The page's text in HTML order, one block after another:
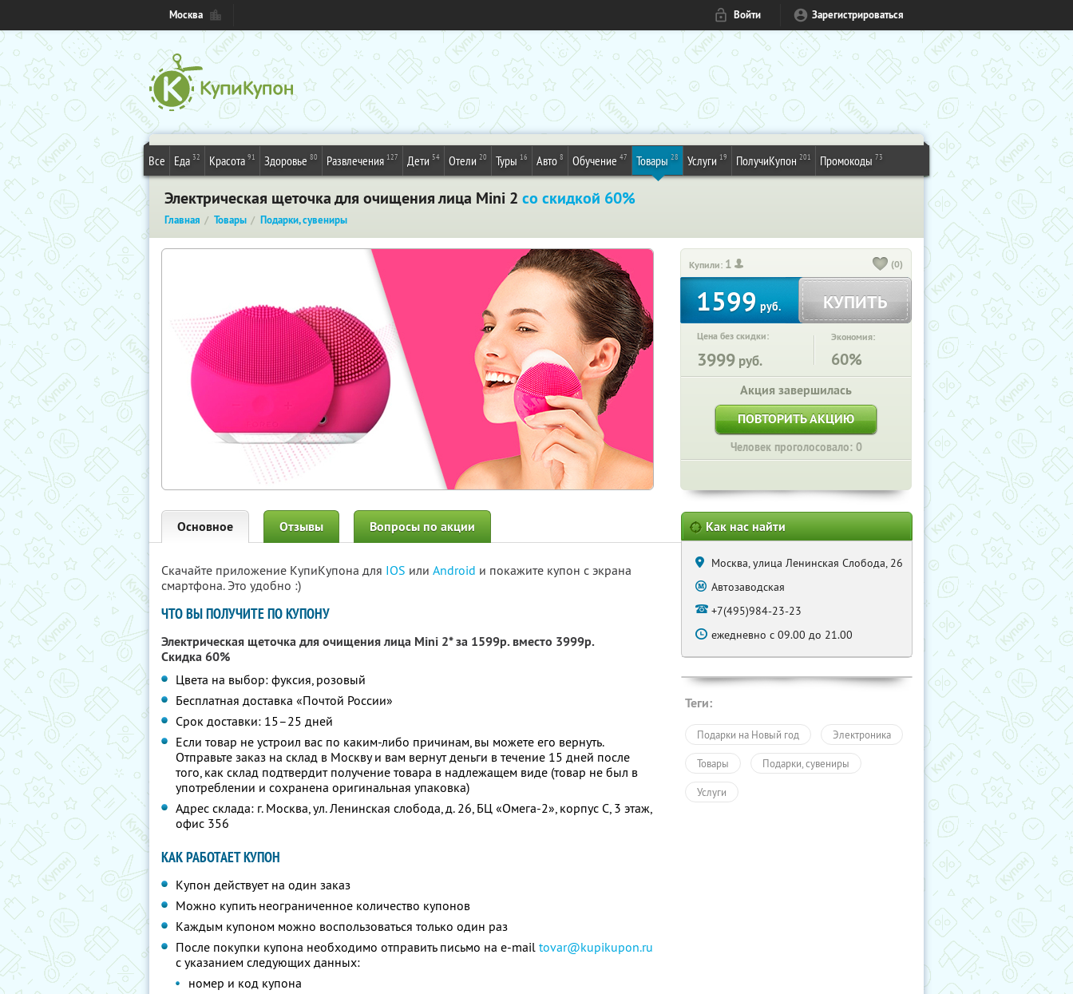
Москва Войти Зарегистрироваться
Все Еда 32 Красота 91 Здоровье 80 Развлечения 127 Дети 54 Отели 20 Туры 16 Авто 8 Обучение 47 Товары 28 Услуги 19 ПолучиКупон 201 Промокоды 73
Электрическая щеточка для очищения лица Mini 2 со скидкой 60%
Главная Товары Подарки, сувениры
Купили: 1 (0)
1599руб. КУПИТЬ
Цена без скидки:
3999 руб.
Экономия:
60%
Акция завершилась
ПОВТОРИТЬ АКЦИЮ
Человек проголосовало: 0
Основное Отзывы Вопросы по акции
Скачайте приложение КупиКупона для IOS или Android и покажите купон с экрана
смартфона. Это удобно :)
ЧТО ВЫ ПОЛУЧИТЕ ПО КУПОНУ
Электрическая щеточка для очищения лица Mini 2* за 1599р. вместо 3999р.
Скидка 60%
Цвета на выбор: фуксия, розовый
Бесплатная доставка «Почтой России»
Срок доставки: 15–25 дней
Если товар не устроил вас по каким-либо причинам, вы можете его вернуть.
Отправьте заказ на склад в Москву и вам вернут деньги в течение 15 дней после
того, как склад подтвердит получение товара в надлежащем виде (товар не был в
употреблении и сохранена оригинальная упаковка)
Адрес склада: г. Москва, ул. Ленинская слобода, д. 26, БЦ «Омега-2», корпус С, 3 этаж,
офис 356
КАК РАБОТАЕТ КУПОН
Купон действует на один заказ
Можно купить неограниченное количество купонов
Каждым купоном можно воспользоваться только один раз
После покупки купона необходимо отправить письмо на e-mail tovar@kupikupon.ru
с указанием следующих данных:
номер и код купона
Как нас найти
Москва, улица Ленинская Слобода, 26
Автозаводская
+7(495)984-23-23
ежедневно с 09.00 до 21.00
Теги:
Подарки на Новый год Электроника
Товары Подарки, сувениры
Услуги